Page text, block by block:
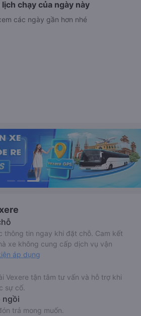
chạy của ngày này
các ngày gần hơn nhé
thông tin ngay khi đặt chỗ. Cam kết
xe không cung cấp dịch vụ vận
áp dụng
Vexere tận tâm tư vấn và hỗ trợ khi
sự cố.
ngồi
trả mong muốn.